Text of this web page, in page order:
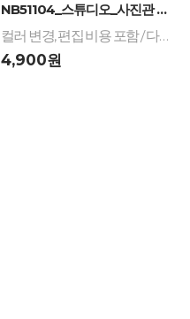
NB51104_스튜디오_사진관 명함디자인 : 카메라...
컬러 변경, 편집 비용 포함 / 다양한 재질 선택 가능
4,900원